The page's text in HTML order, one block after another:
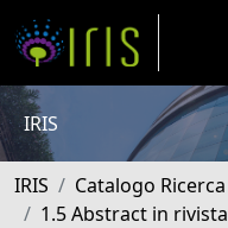
IRIS
IRIS Catalogo Ricerca
1.5 Abstract in rivista